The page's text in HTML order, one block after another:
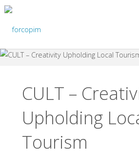
Salta
contenuto
CULT –
Upholding
Tourism